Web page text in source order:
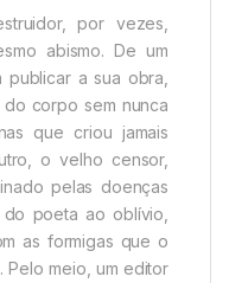
por vezes,
abismo. De um
a sua obra,
corpo sem nunca
que criou jamais
o velho censor,
pelas doenças
poeta ao oblívio,
as formigas que o
Pelo meio, um editor